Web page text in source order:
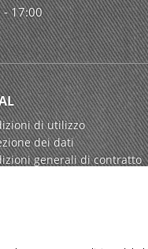
- 17:00
di utilizzo
dei dati
generali di contratto